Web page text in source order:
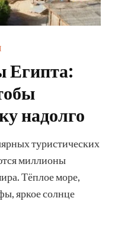
Египта:
надолго
туристических
миллионы
Тёплое море,
яркое солнце